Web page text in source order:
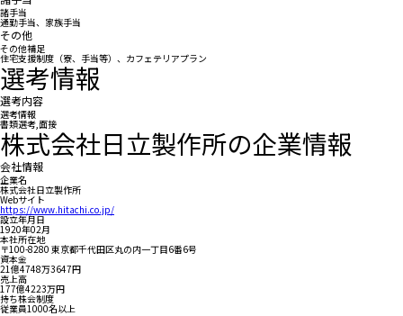
諸手当
通勤手当、家族手当
その他
その他補足
住宅支援制度（寮、手当等）、カフェテリアプラン
選考情報
選考内容
選考情報
書類選考,面接
株式会社日立製作所の企業情報
会社情報
企業名
株式会社日立製作所
Webサイト
https://www.hitachi.co.jp/
設立年月日
1920年02月
本社所在地
〒100-8280 東京都千代田区丸の内一丁目6番6号
資本金
21億4748万3647円
売上高
177億4223万円
持ち株会制度
従業員1000名以上